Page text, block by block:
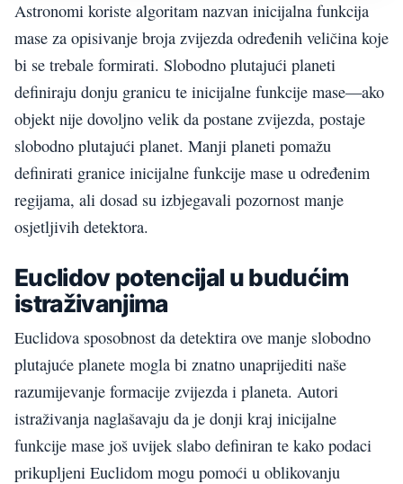
Astronomi koriste algoritam nazvan inicijalna funkcija
mase za opisivanje broja zvijezda određenih veličina koje
bi se trebale formirati. Slobodno plutajući planeti
definiraju donju granicu te inicijalne funkcije mase—ako
objekt nije dovoljno velik da postane zvijezda, postaje
slobodno plutajući planet. Manji planeti pomažu
definirati granice inicijalne funkcije mase u određenim
regijama, ali dosad su izbjegavali pozornost manje
osjetljivih detektora.
Euclidov potencijal u budućim
istraživanjima
Euclidova sposobnost da detektira ove manje slobodno
plutajuće planete mogla bi znatno unaprijediti naše
razumijevanje formacije zvijezda i planeta. Autori
istraživanja naglašavaju da je donji kraj inicijalne
funkcije mase još uvijek slabo definiran te kako podaci
prikupljeni Euclidom mogu pomoći u oblikovanju